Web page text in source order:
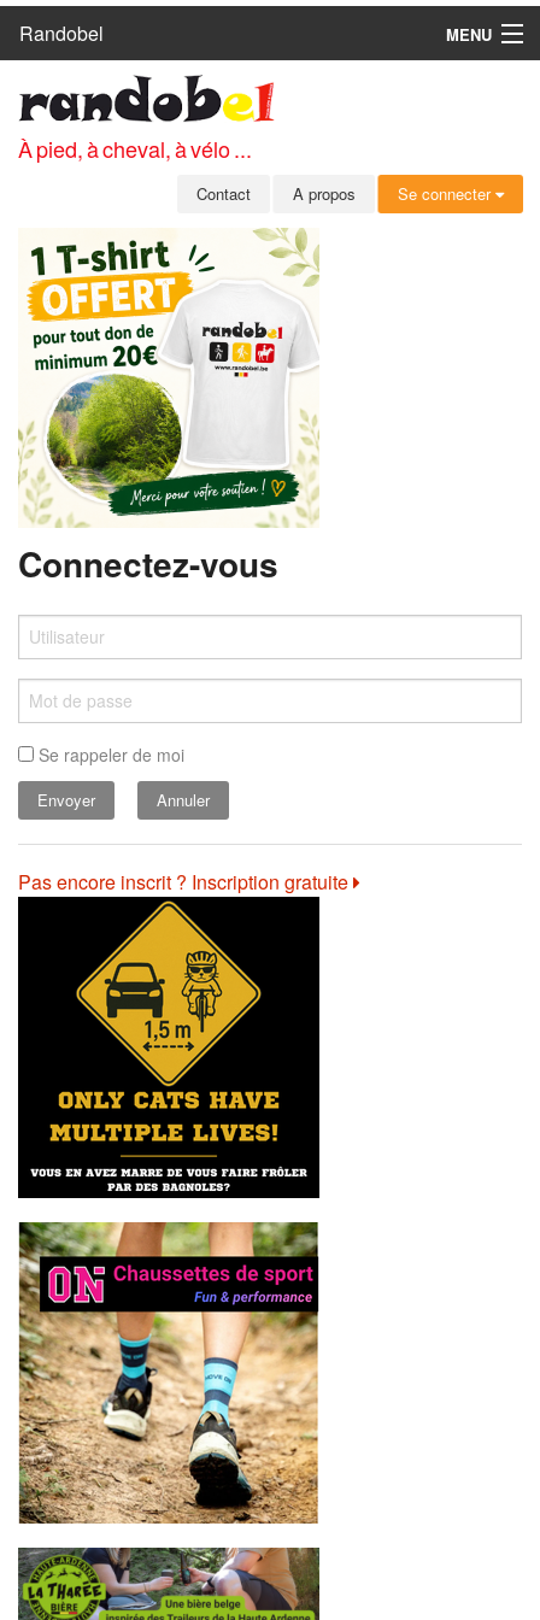
Randobel
MENU
CIRCUITS
CLUBS
MEMBRES
SE CONNECTER
INSCRIPTION GRATUITE
MOT DE PASSE OUBLIÉ
À pied, à cheval, à vélo ...
Contact A propos Se connecter
Connectez-vous
Se rappeler de moi
Annuler
Pas encore inscrit ? Inscription gratuite